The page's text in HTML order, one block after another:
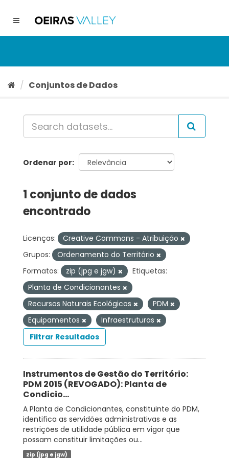
conteúdo
Toggle
Conjuntos de Dados
Ordenar por
1 conjunto de dados
encontrado
Licenças:
Creative Commons - Atribuição
Grupos:
Ordenamento do Território
Formatos:
zip (jpg e jgw)
Etiquetas:
Planta de Condicionantes
Recursos Naturais Ecológicos
PDM
Equipamentos
Infraestruturas
Filtrar Resultados
Instrumentos de Gestão do Território:
PDM 2015 (REVOGADO): Planta de
Condicio...
A Planta de Condicionantes, constituinte do PDM,
identifica as servidões administrativas e as
restrições de utilidade pública em vigor que
possam constituir limitações ou...
zip (jpg e jgw)